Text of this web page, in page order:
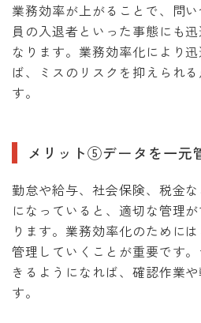
業務効率が上がることで、問
員の入退者といった事態にも
なります。業務効率化により
ば、ミスのリスクを抑えられ
す。
メリット⑤データを一元
勤怠や給与、社会保険、税金
になっていると、適切な管理
ります。業務効率化のために
管理していくことが重要です
きるようになれば、確認作業
す。